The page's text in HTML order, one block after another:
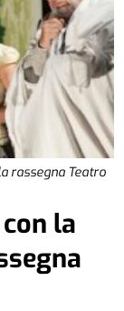
rassegna Teatro
la